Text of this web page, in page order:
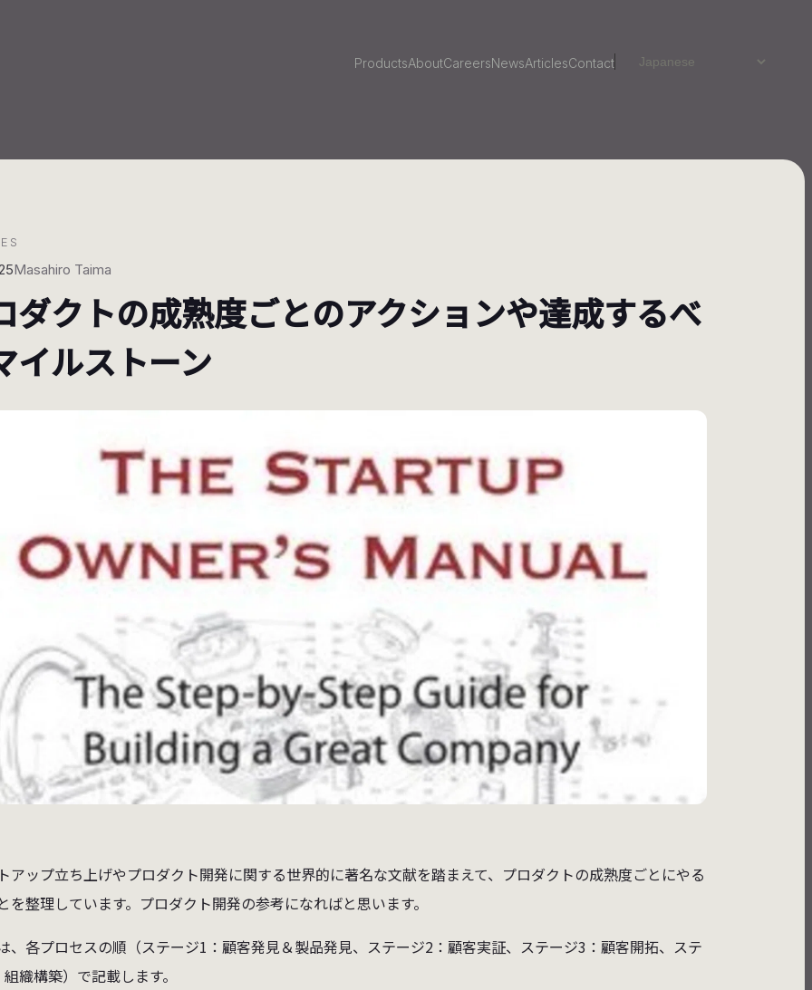
ProductsAboutCareersNewsArticlesContact
Masahiro Taima
ダクトの成熟度ごとのアクションや達成するべ
イルストーン
アップ立ち上げやプロダクト開発に関する世界的に著名な文献を踏まえて、プロダクトの成熟度ごとにやる
を整理しています。プロダクト開発の参考になればと思います。
、各プロセスの順（ステージ1：顧客発見＆製品発見、ステージ2：顧客実証、ステージ3：顧客開拓、ステ
織構築）で記載します。